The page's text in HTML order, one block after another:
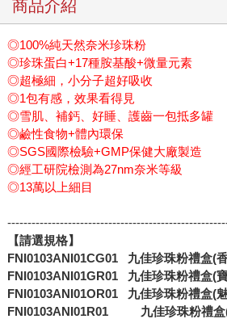
商品介紹
◎100%純天然奈米珍珠粉
◎珍珠蛋白+17種胺基酸+微量元素
◎超極細，小分子超好吸收
◎1包有感，效果看得見
◎雪肌、補鈣、好睡、護齒一包抵多罐
◎鹼性食物+體內環保
◎SGS國際檢驗+GMP保健大廠製造
◎經工研院檢測為27nm奈米等級
◎13萬以上細目
【請選規格】
FNI0103ANI01CG01 九佳珍珠粉禮盒(
FNI0103ANI01GR01 九佳珍珠粉禮盒(
FNI0103ANI01OR01 九佳珍珠粉禮盒(
FNI0103ANI01R01 九佳珍珠粉禮